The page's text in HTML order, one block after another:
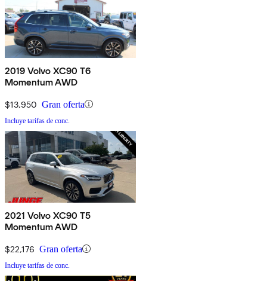
2019 Volvo XC90 T6
Momentum AWD
$13,950 Gran oferta
Incluye tarifas de conc.
2021 Volvo XC90 T5
Momentum AWD
$22,176 Gran oferta
Incluye tarifas de conc.